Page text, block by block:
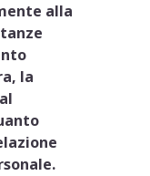
alla
la